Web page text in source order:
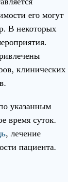
его могут
В некоторых
клинических
указанным
время суток.
, лечение
пациента.